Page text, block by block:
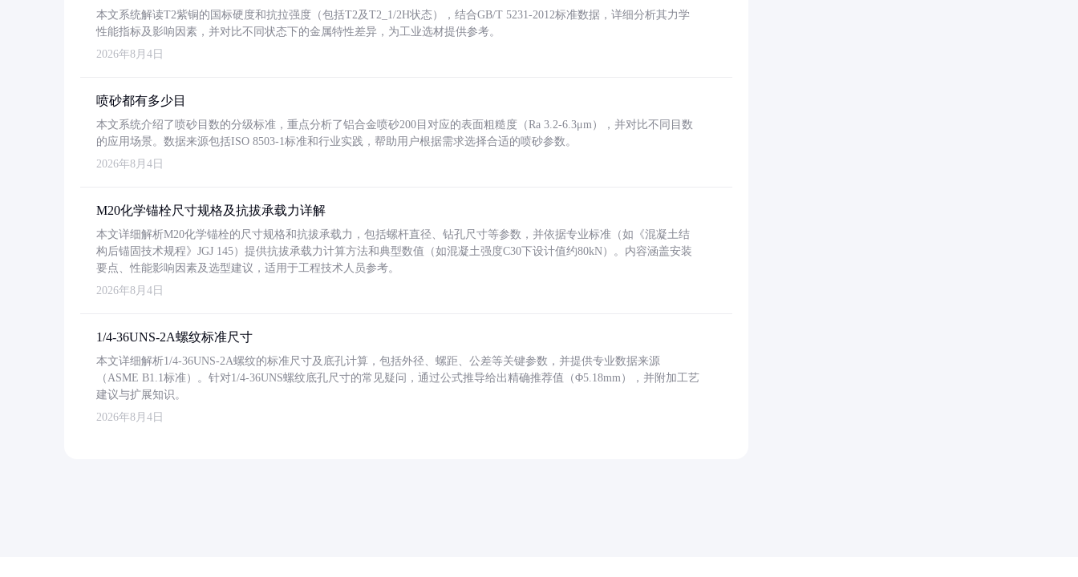
本文系统解读T2紫铜的国标硬度和抗拉强度（包括T2及T2_1/2H状态），结合GB/T 5231-2012标准数据，详细分析其力学
性能指标及影响因素，并对比不同状态下的金属特性差异，为工业选材提供参考。
2026年8月4日
喷砂都有多少目
本文系统介绍了喷砂目数的分级标准，重点分析了铝合金喷砂200目对应的表面粗糙度（Ra 3.2-6.3μm），并对比不同目数
的应用场景。数据来源包括ISO 8503-1标准和行业实践，帮助用户根据需求选择合适的喷砂参数。
2026年8月4日
M20化学锚栓尺寸规格及抗拔承载力详解
本文详细解析M20化学锚栓的尺寸规格和抗拔承载力，包括螺杆直径、钻孔尺寸等参数，并依据专业标准（如《混凝土结
构后锚固技术规程》JGJ 145）提供抗拔承载力计算方法和典型数值（如混凝土强度C30下设计值约80kN）。内容涵盖安装
要点、性能影响因素及选型建议，适用于工程技术人员参考。
2026年8月4日
1/4-36UNS-2A螺纹标准尺寸
本文详细解析1/4-36UNS-2A螺纹的标准尺寸及底孔计算，包括外径、螺距、公差等关键参数，并提供专业数据来源
（ASME B1.1标准）。针对1/4-36UNS螺纹底孔尺寸的常见疑问，通过公式推导给出精确推荐值（Φ5.18mm），并附加工艺
建议与扩展知识。
2026年8月4日